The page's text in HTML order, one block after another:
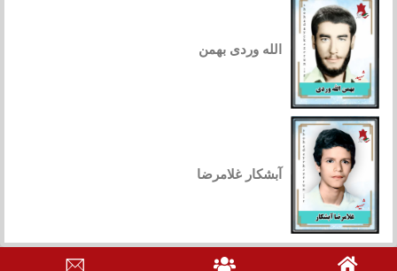
الله وردی بهمن
آبشکار غلامرضا